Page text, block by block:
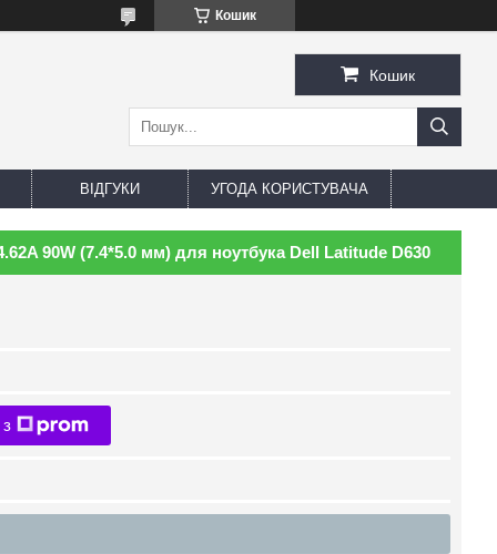
Кошик
Кошик
ВІДГУКИ УГОДА КОРИСТУВАЧА
90W (7.4*5.0 мм) для ноутбука Dell Latitude D630